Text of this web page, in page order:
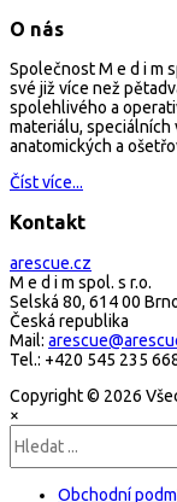
O nás
Společnost M e d i m
své již více než
spolehlivého a
materiálu,
anatomických a
Číst více...
Kontakt
arescue.cz
M e d i m spol. s r.o.
Selská 80, 614 00
Česká republika
Mail:
Tel.: +420 545 235
Copyright © 2026
×
Obchodní